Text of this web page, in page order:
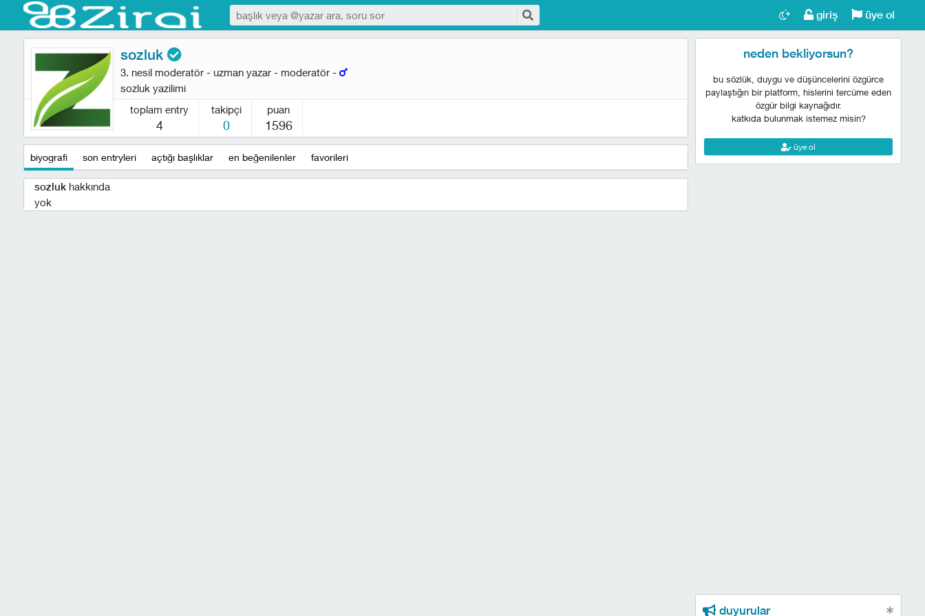
giriş üye ol
sozluk
3. nesil moderatör - uzman yazar - moderatör -
sozluk yazilimi
toplam entry
4
takipçi
0
puan
1596
biyografi son entryleri açtığı başlıklar en beğenilenler favorileri
sozluk hakkında
yok
neden bekliyorsun?
bu sözlük, duygu ve düşüncelerini özgürce
paylaştığın bir platform, hislerini tercüme eden
özgür bilgi kaynağıdır.
katkıda bulunmak istemez misin?
üye ol
duyurular